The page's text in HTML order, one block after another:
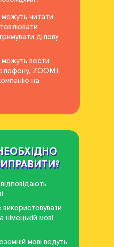
можуть читати
ділову
можуть вести
ZOOM і
на
німецькій мові
мові ведуть